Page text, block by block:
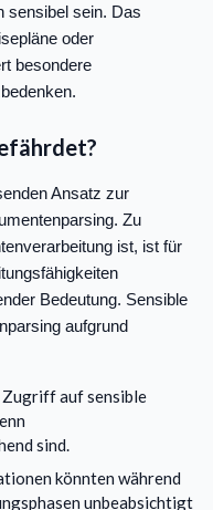
sensibel sein. Das
oder
besondere
Ansatz zur
Zu
ist, ist für
Bedeutung. Sensible
aufgrund
auf sensible
sind.
könnten während
unbeabsichtigt